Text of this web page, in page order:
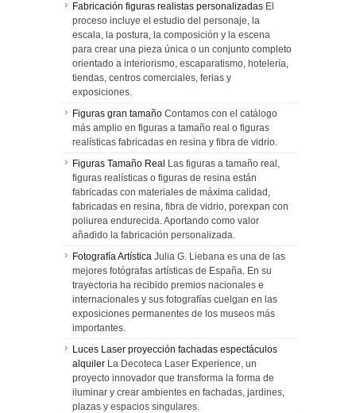
Fabricación figuras realistas personalizadas El
proceso incluye el estudio del personaje, la
escala, la postura, la composición y la escena
para crear una pieza única o un conjunto completo
orientado a interiorismo, escaparatismo, hotelería,
tiendas, centros comerciales, ferias y
exposiciones.
Figuras gran tamaño Contamos con el catálogo
más amplio en figuras a tamaño real o figuras
realísticas fabricadas en resina y fibra de vidrio.
Figuras Tamaño Real Las figuras a tamaño real,
figuras realísticas o figuras de resina están
fabricadas con materiales de máxima calidad,
fabricadas en resina, fibra de vidrio, porexpan con
poliurea endurecida. Aportando como valor
añadido la fabricación personalizada.
Fotografía Artística Julia G. Liebana es una de las
mejores fotógrafas artísticas de España. En su
trayectoria ha recibido premios nacionales e
internacionales y sus fotografías cuelgan en las
exposiciones permanentes de los museos más
importantes.
Luces Laser proyección fachadas espectáculos
alquiler La Decoteca Laser Experience, un
proyecto innovador que transforma la forma de
iluminar y crear ambientes en fachadas, jardines,
plazas y espacios singulares.